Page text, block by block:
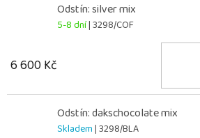
Odstín: silver mix
5-8 dní| 3298/COF
6 600 Kč
Odstín: dakschocolate mix
Skladem| 3298/BLA